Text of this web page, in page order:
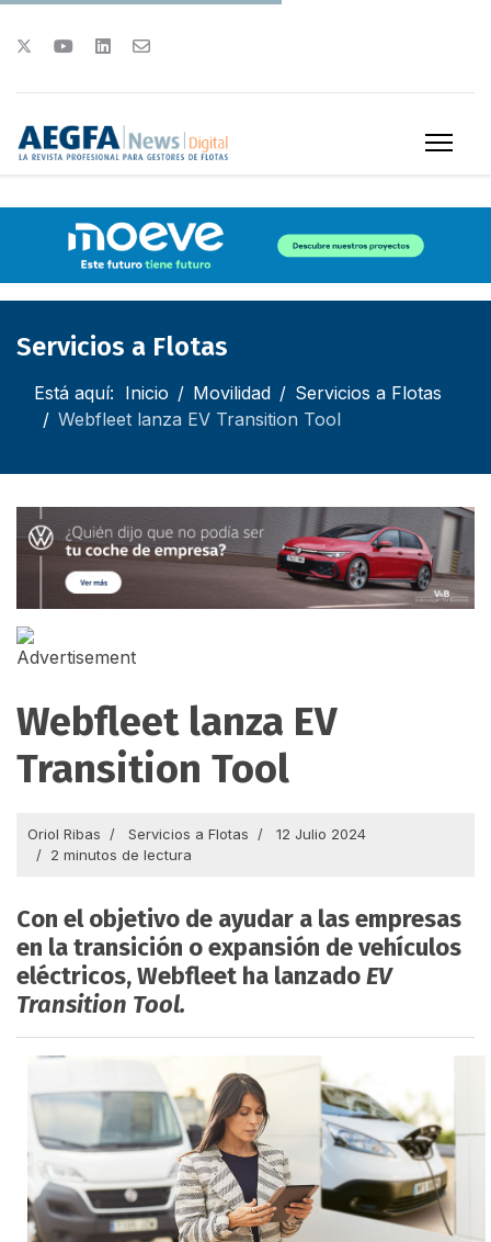
Servicios a Flotas
Está aquí: Inicio Movilidad
Servicios a Flotas
Webfleet lanza EV Transition Tool
Webfleet lanza EV
Transition Tool
Oriol Ribas Servicios a Flotas
12 Julio 2024
2 minutos de lectura
Con el objetivo de ayudar a las empresas
en la transición o expansión de vehículos
eléctricos, Webfleet ha lanzadoEV
Transition Tool.